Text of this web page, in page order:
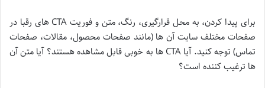
برای پیدا کردن، به محل قرارگیری، رنگ، متن و فوریت CTA های رقبا در
صفحات مختلف سایت آن ها (مانند صفحات محصول، مقالات، صفحات
تماس) توجه کنید. آیا CTA ها به خوبی قابل مشاهده هستند؟ آیا متن آن
ها ترغیب کننده است؟